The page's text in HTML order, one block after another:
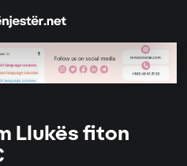
Llukës fiton